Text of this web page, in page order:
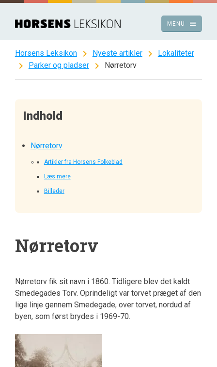
Spring
indhold
menu
MENU
Horsens Leksikon chevron_right Nyeste artikler chevron_right Lokaliteter
chevron_right Parker og pladser chevron_right Nørretorv
Indhold
Nørretorv
Artikler fra Horsens Folkeblad
Læs mere
Billeder
Nørretorv
Nørretorv fik sit navn i 1860. Tidligere blev det kaldt
Smedegades Torv. Oprindeligt var torvet præget af den
lige linje gennem Smedegade, over torvet, nordud af
byen, som først brydes i 1969-70.